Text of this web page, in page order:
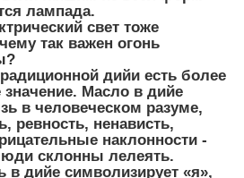
лампада.
свет тоже
так важен огонь
дийи есть более
значение. Масло в дийе
в человеческом разуме,
ревность, ненависть,
наклонности -
склонны лелеять.
дийе символизирует «я»,